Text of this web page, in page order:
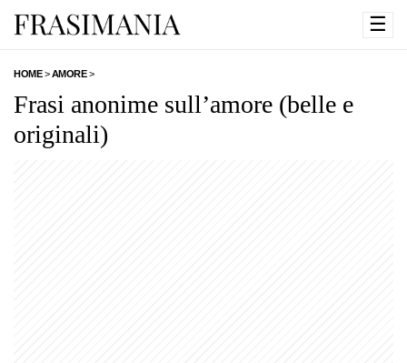
☰
HOME>AMORE>
Frasi anonime sull’amore (belle e
originali)